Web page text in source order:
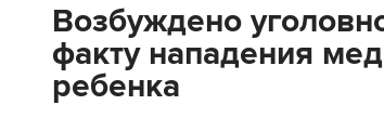
Возбуждено
факту нападения
ребенка